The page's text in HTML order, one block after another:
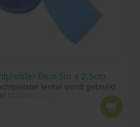
Blue 5m x 2,5cm
textiel wordt gebruikt
bijvoorbeeld wondbedekkers
de kleur is de pleister visueel
geschikt voor de